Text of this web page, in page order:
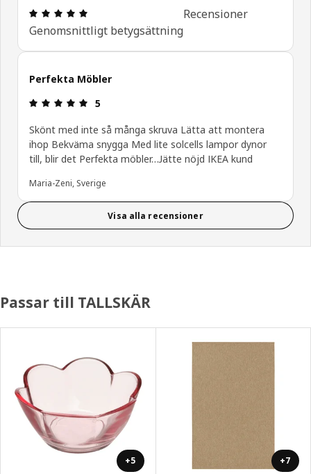
Recension: 5 utav 5 stjärnor. Totalt antal
Genomsnittligt betygsättning
Recensioner
Perfekta Möbler
Recension: 5 utav 5 stjärnor.
5
Skönt med inte så många skruva Lätta att montera
ihop Bekväma snygga Med lite solcells lampor dynor
till, blir det Perfekta möbler…Jätte nöjd IKEA kund
Maria-Zeni, Sverige
Visa alla recensioner
Passar till TALLSKÄR
+5 +7